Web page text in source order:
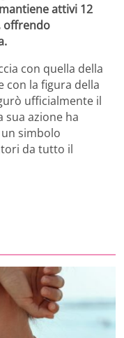
attivi 12
offrendo
con quella della
con la figura della
ufficialmente il
sua azione ha
simbolo
da tutto il